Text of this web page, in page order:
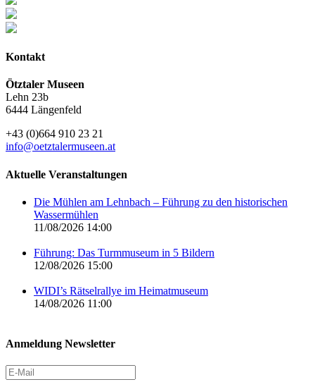
Kontakt
Ötztaler Museen
Lehn 23b
6444 Längenfeld
+43 (0)664 910 23 21
info@oetztalermuseen.at
Aktuelle Veranstaltungen
Die Mühlen am Lehnbach – Führung zu den historischen
Wassermühlen
11/08/2026 14:00
Führung: Das Turmmuseum in 5 Bildern
12/08/2026 15:00
WIDI’s Rätselrallye im Heimatmuseum
14/08/2026 11:00
Anmeldung Newsletter